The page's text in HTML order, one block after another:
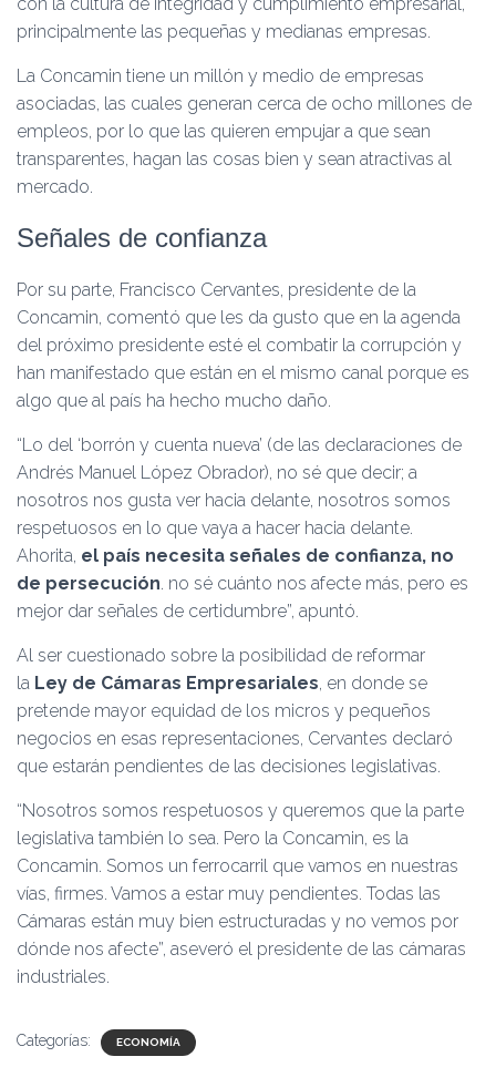
principalmente las pequeñas y medianas empresas.
La Concamin tiene un millón y medio de empresas
asociadas, las cuales generan cerca de ocho millones de
empleos, por lo que las quieren empujar a que sean
transparentes, hagan las cosas bien y sean atractivas al
mercado.
Señales de confianza
Por su parte, Francisco Cervantes, presidente de la
Concamin, comentó que les da gusto que en la agenda
del próximo presidente esté el combatir la corrupción y
han manifestado que están en el mismo canal porque es
algo que al país ha hecho mucho daño.
“Lo del ‘borrón y cuenta nueva’ (de las declaraciones de
Andrés Manuel López Obrador), no sé que decir; a
nosotros nos gusta ver hacia delante, nosotros somos
respetuosos en lo que vaya a hacer hacia delante.
Ahorita, el país necesita señales de confianza, no
de persecución. no sé cuánto nos afecte más, pero es
mejor dar señales de certidumbre”, apuntó.
Al ser cuestionado sobre la posibilidad de reformar
la Ley de Cámaras Empresariales, en donde se
pretende mayor equidad de los micros y pequeños
negocios en esas representaciones, Cervantes declaró
que estarán pendientes de las decisiones legislativas.
“Nosotros somos respetuosos y queremos que la parte
legislativa también lo sea. Pero la Concamin, es la
Concamin. Somos un ferrocarril que vamos en nuestras
vías, firmes. Vamos a estar muy pendientes. Todas las
Cámaras están muy bien estructuradas y no vemos por
dónde nos afecte”, aseveró el presidente de las cámaras
industriales.
Categorías: ECONOMÍA